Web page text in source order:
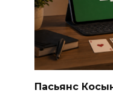
Пасьянс